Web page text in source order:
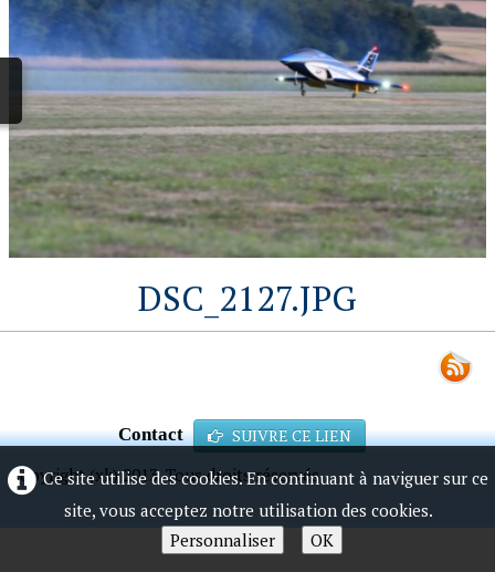
Manifestations
Hebergements
DSC_2127.JPG
Contact SUIVRE CE LIEN
Copyright (xk) 2013. Tous droits réservés.
Ce site utilise des cookies. En continuant à naviguer sur ce
site, vous acceptez notre utilisation des cookies.
Personnaliser
OK